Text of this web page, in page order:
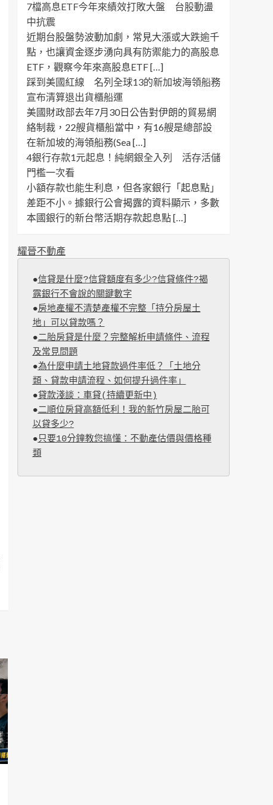
7檔高息ETF今年來績效打敗大盤 台股動盪
中抗震
近期台股盤勢波動加劇，常見大漲或大跌逾千
點，也讓資金逐步湧向具有防禦能力的高股息
ETF，觀察今年來高股息ETF […]
踩到美國紅線 名列全球13的新加坡海領船務
宣布清算退出貨櫃船運
美國財政部去年7月30日公告對伊朗的貿易網
絡制裁，22艘貨櫃船當中，有16艘是總部設
在新加坡的海領船務(Sea […]
4銀行存款1元起息！純網銀全入列 活存活儲
門檻一次看
小額存款也能生利息，但各家銀行「起息點」
差距不小。據銀行公會揭露的資料顯示，多數
本國銀行的新台幣活期存款起息點 […]
耀晉不動產
●信貸是什麼?信貸額度有多少?信貸條件?揭
露銀行不會說的關鍵數字
●房地產權不清楚產權不完整「持分房屋土
地」可以貸款嗎？
●二胎房貸是什麼？完整解析申請條件、流程
及常見問題
●為什麼申請土地貸款過件率低？「土地分
類、貸款申請流程、如何提升過件率」
●貸款淺談：車貸(持續更新中)
●二順位房貸高額低利！我的新竹房屋二胎可
以貸多少?
●只要10分鐘教您搞懂：不動產估價與價格種
類